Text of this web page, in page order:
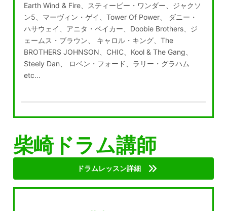
Earth Wind & Fire、スティービー・ワンダー、ジャクソ
ン5、マーヴィン・ゲイ、Tower Of Power、 ダニー・
ハサウェイ、アニタ・ベイカー、Doobie Brothers、ジ
ェームス・ブラウン、 キャロル・キング、The
BROTHERS JOHNSON、CHIC、Kool & The Gang、
Steely Dan、 ロベン・フォード、ラリー・グラハム
etc...
柴崎ドラム講師
ドラムレッスン詳細